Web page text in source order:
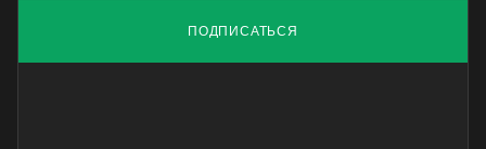
ПОДПИСАТЬСЯ